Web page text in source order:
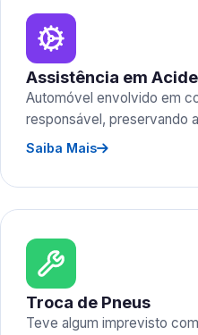
Assistência em
Automóvel envolvido em
responsável, preservando
Saiba Mais
Troca de Pneus
Teve algum imprevisto